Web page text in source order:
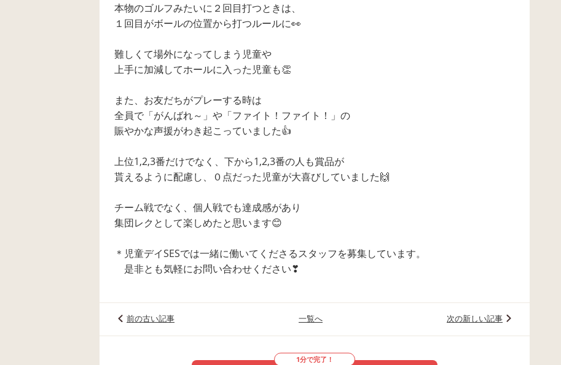
本物のゴルフみたいに２回目打つときは、
１回目がボールの位置から打つルールに👀
難しくて場外になってしまう児童や
上手に加減してホールに入った児童も👏
また、お友だちがプレーする時は
全員で「がんばれ～」や「ファイト！ファイト！」の
賑やかな声援がわき起こっていました👍
上位1,2,3番だけでなく、下から1,2,3番の人も賞品が
貰えるように配慮し、０点だった児童が大喜びしていました🙌
チーム戦でなく、個人戦でも達成感があり
集団レクとして楽しめたと思います😊
＊児童デイSESでは一緒に働いてくださるスタッフを募集しています。
是非とも気軽にお問い合わせください❣
前の古い記事 一覧へ 次の新しい記事
1分で完了！